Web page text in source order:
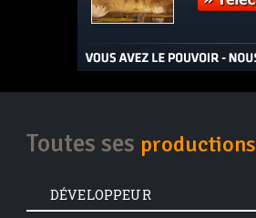
Toutes ses productions
DÉVELOPPEUR